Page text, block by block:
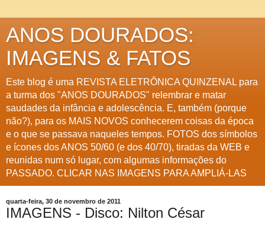
ANOS DOURADOS:
IMAGENS & FATOS
Este blog é uma REVISTA ELETRÔNICA QUINZENAL para
a turma dos "ANOS DOURADOS" relembrar e matar
saudades da infância e adolescência. E, também (porque
não?), para os MAIS NOVOS conhecerem coisas da época
e o que se passava naqueles tempos. FOTOS dos símbolos
e ícones dos ANOS 50/60 (e dos 40/70), tiradas da WEB e
reunidas num só lugar, com algumas informações do
PASSADO. CLICAR NAS IMAGENS PARA AMPLIÁ-LAS
quarta-feira, 30 de novembro de 2011
IMAGENS - Disco: Nilton César